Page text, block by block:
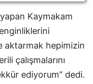
Kaymakam
aktarmak hepimizin
çalışmalarını
ediyorum” dedi.